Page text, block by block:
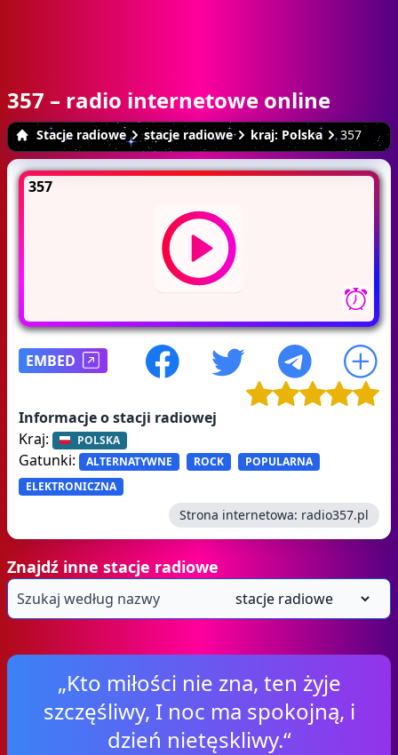
357 – radio internetowe online
Stacje radiowe stacje radiowe kraj: Polska 357
357
EMBED
Informacje o stacji radiowej
Kraj:
POLSKA
Gatunki: ALTERNATYWNE ROCK
POPULARNA
ELEKTRONICZNA
Strona internetowa: radio357.pl
Znajdź inne stacje radiowe
„Kto miłości nie zna, ten żyje
szczęśliwy, I noc ma spokojną, i
dzień nietęskliwy.“